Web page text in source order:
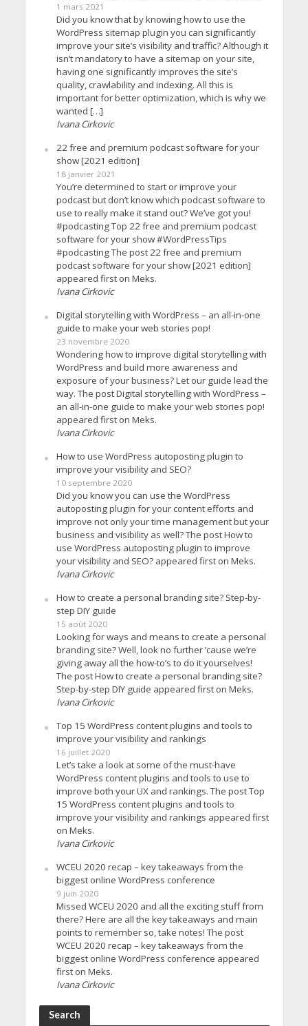
1 mars 2021
Did you know that by knowing how to use the
WordPress sitemap plugin you can significantly
improve your site’s visibility and traffic? Although it
isn’t mandatory to have a sitemap on your site,
having one significantly improves the site’s
quality, crawlability and indexing. All this is
important for better optimization, which is why we
wanted […]
Ivana Cirkovic
22 free and premium podcast software for your
show [2021 edition]
18 janvier 2021
You’re determined to start or improve your
podcast but don’t know which podcast software to
use to really make it stand out? We’ve got you!
#podcasting Top 22 free and premium podcast
software for your show #WordPressTips
#podcasting The post 22 free and premium
podcast software for your show [2021 edition]
appeared first on Meks.
Ivana Cirkovic
Digital storytelling with WordPress – an all-in-one
guide to make your web stories pop!
23 novembre 2020
Wondering how to improve digital storytelling with
WordPress and build more awareness and
exposure of your business? Let our guide lead the
way. The post Digital storytelling with WordPress –
an all-in-one guide to make your web stories pop!
appeared first on Meks.
Ivana Cirkovic
How to use WordPress autoposting plugin to
improve your visibility and SEO?
10 septembre 2020
Did you know you can use the WordPress
autoposting plugin for your content efforts and
improve not only your time management but your
business and visibility as well? The post How to
use WordPress autoposting plugin to improve
your visibility and SEO? appeared first on Meks.
Ivana Cirkovic
How to create a personal branding site? Step-by-
step DIY guide
15 août 2020
Looking for ways and means to create a personal
branding site? Well, look no further ’cause we’re
giving away all the how-to’s to do it yourselves!
The post How to create a personal branding site?
Step-by-step DIY guide appeared first on Meks.
Ivana Cirkovic
Top 15 WordPress content plugins and tools to
improve your visibility and rankings
16 juillet 2020
Let’s take a look at some of the must-have
WordPress content plugins and tools to use to
improve both your UX and rankings. The post Top
15 WordPress content plugins and tools to
improve your visibility and rankings appeared first
on Meks.
Ivana Cirkovic
WCEU 2020 recap – key takeaways from the
biggest online WordPress conference
9 juin 2020
Missed WCEU 2020 and all the exciting stuff from
there? Here are all the key takeaways and main
points to remember so, take notes! The post
WCEU 2020 recap – key takeaways from the
biggest online WordPress conference appeared
first on Meks.
Ivana Cirkovic
Search